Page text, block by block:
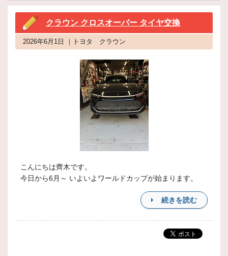
クラウン クロスオーバー タイヤ交換
2026年6月1日 ｜トヨタ クラウン
こんにちは齊木です。
今日から6月～ いよいよワールドカップが始まります。
続きを読む